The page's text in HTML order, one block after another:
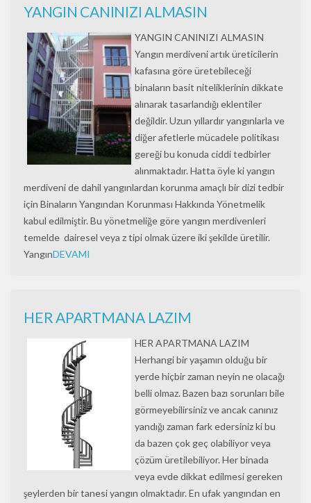
YANGIN CANINIZI ALMASIN
YANGIN CANINIZI ALMASIN
Yangın merdiveni artık üreticilerin
kafasına göre üretebileceği
binaların basit niteliklerinin dikkate
alınarak tasarlandığı eklentiler
değildir. Uzun yıllardır yangınlarla ve
diğer afetlerle mücadele politikası
gereği bu konuda ciddi tedbirler
alınmaktadır. Hatta öyle ki yangın
merdiveni de dahil yangınlardan korunma amaçlı bir dizi tedbir
için Binaların Yangından Korunması Hakkında Yönetmelik
kabul edilmiştir. Bu yönetmeliğe göre yangın merdivenleri
temelde dairesel veya z tipi olmak üzere iki şekilde üretilir.
YangınDEVAMI
HER APARTMANA LAZIM
HER APARTMANA LAZIM
Herhangi bir yaşamın olduğu bir
yerde hiçbir zaman neyin ne olacağı
belli olmaz. Bazen bazı sorunları bile
görmeyebilirsiniz ve ancak canınız
yandığı zaman fark edersiniz ki bu
da bazen çok geç olabiliyor veya
çözüm üretilebiliyor. Her binada
veya evde dikkat edilmesi gereken
şeylerden bir tanesi yangın olmaktadır. En ufak yangından en